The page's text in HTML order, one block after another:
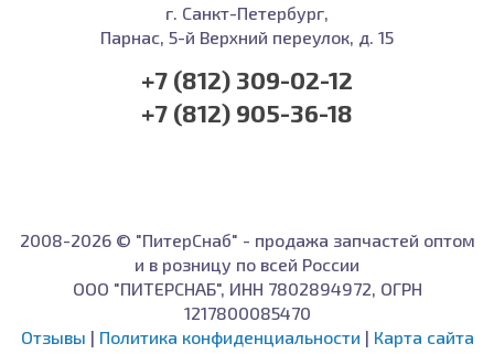
г. Санкт-Петербург,
Парнас, 5-й Верхний переулок, д. 15
+7 (812) 309-02-12
+7 (812) 905-36-18
2008-2026 © "ПитерСнаб" - продажа запчастей оптом
и в розницу по всей России
ООО "ПИТЕРСНАБ", ИНН 7802894972, ОГРН
1217800085470
Отзывы | Политика конфиденциальности | Карта сайта